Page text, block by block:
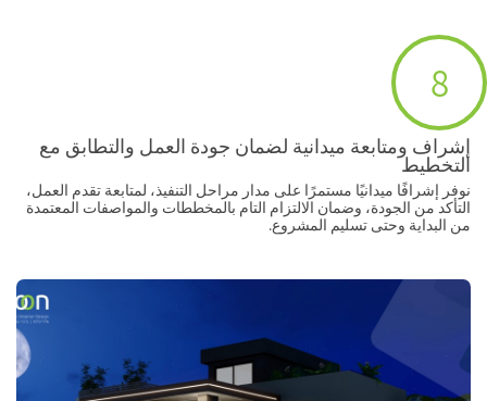
8
إشراف ومتابعة ميدانية لضمان جودة العمل والتطابق مع
التخطيط
نوفر إشرافًا ميدانيًا مستمرًا على مدار مراحل التنفيذ، لمتابعة تقدم العمل،
التأكد من الجودة، وضمان الالتزام التام بالمخططات والمواصفات المعتمدة
من البداية وحتى تسليم المشروع.